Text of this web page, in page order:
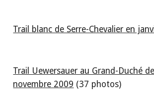
Trail blanc de Serre-Chevalier en
Trail Uewersauer au Grand-Duché
novembre 2009 (37 photos)